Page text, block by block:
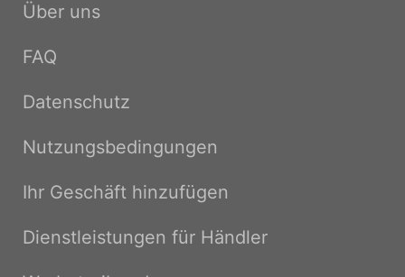
Über uns
FAQ
Datenschutz
Nutzungsbedingungen
Ihr Geschäft hinzufügen
Dienstleistungen für Händler